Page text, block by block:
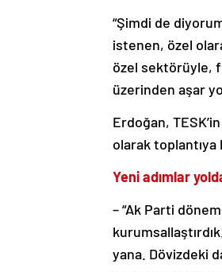
“Şimdi de
istenen, özel
özel sektörüyle,
üzerinden aşar
Erdoğan,
olarak toplantıya
Yeni adımlar
– “Ak Parti
yana. Dövizdeki